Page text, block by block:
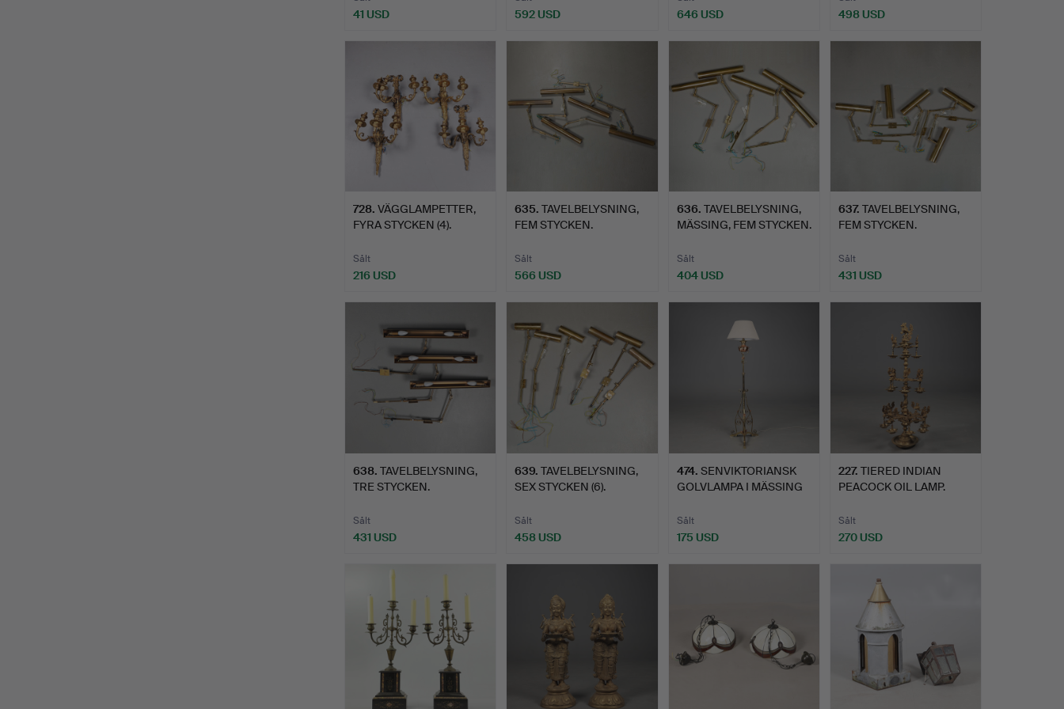
41 USD 592 USD 646 USD 498 USD
728. VÄGGLAMPETTER,
FYRA STYCKEN (4).
Sålt
216 USD
635. TAVELBELYSNING,
FEM STYCKEN.
Sålt
566 USD
636. TAVELBELYSNING,
MÄSSING, FEM STYCKEN.
Sålt
404 USD
637. TAVELBELYSNING,
FEM STYCKEN.
Sålt
431 USD
638. TAVELBELYSNING,
TRE STYCKEN.
Sålt
431 USD
639. TAVELBELYSNING,
SEX STYCKEN (6).
Sålt
458 USD
474. SENVIKTORIANSK
GOLVLAMPA I MÄSSING
Sålt
175 USD
227. TIERED INDIAN
PEACOCK OIL LAMP.
Sålt
270 USD